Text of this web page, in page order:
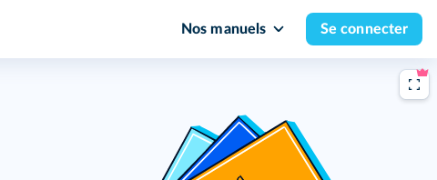
Nos manuels Se connecter